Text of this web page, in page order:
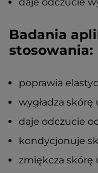
Badania
stosowania:
poprawia
wygładza skórę
daje odczucie
kondycjonuje
zmiękcza skórę